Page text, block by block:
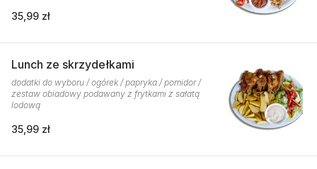
35,99 zł
Lunch ze skrzydełkami
dodatki do wyboru / ogórek / papryka / pomidor /
zestaw obiadowy podawany z frytkami z sałatą
lodową
35,99 zł